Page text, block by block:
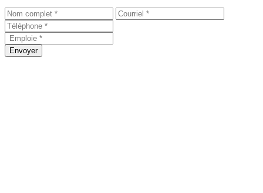
Envoyer